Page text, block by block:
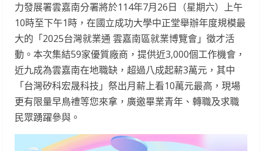
力發展署雲嘉南分署將於114年7月26日（星期六）上午
10時至下午1時，在國立成功大學中正堂舉辦年度規模最
大的「2025台灣就業通 雲嘉南區就業博覽會」徵才活
動。本次集結59家優質廠商，提供近3,000個工作機會，
近九成為雲嘉南在地職缺，超過八成起薪3萬元，其中
「台灣矽科宏晟科技」祭出月薪上看10萬元最高，現場
更有限量早鳥禮等您來拿，廣邀畢業青年、轉職及求職
民眾踴躍參與。